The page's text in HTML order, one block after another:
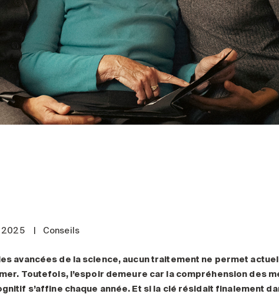
2025 Conseils
avancées de la science, aucun traitement ne permet
Toutefois, l’espoir demeure car la compréhension des
s’affine chaque année. Et si la clé résidait finalement